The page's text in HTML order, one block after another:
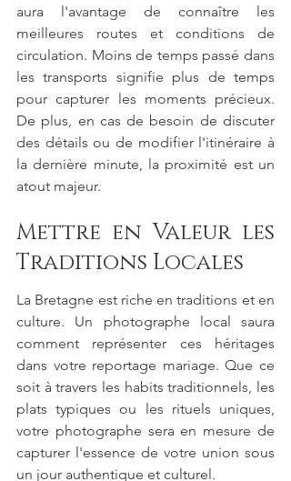
aura l'avantage de connaître les
meilleures routes et conditions de
circulation. Moins de temps passé dans
les transports signifie plus de temps
pour capturer les moments précieux.
De plus, en cas de besoin de discuter
des détails ou de modifier l'itinéraire à
la dernière minute, la proximité est un
atout majeur.
Mettre en Valeur les
Traditions Locales
La Bretagne est riche en traditions et en
culture. Un photographe local saura
comment représenter ces héritages
dans votre reportage mariage. Que ce
soit à travers les habits traditionnels, les
plats typiques ou les rituels uniques,
votre photographe sera en mesure de
capturer l'essence de votre union sous
un jour authentique et culturel.